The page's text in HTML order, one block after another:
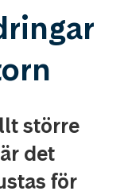
större
det
för